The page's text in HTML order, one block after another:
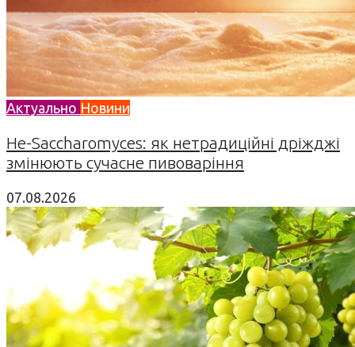
Актуально Новини
Не-Saccharomyces: як нетрадиційні дріжджі
змінюють сучасне пивоваріння
07.08.2026